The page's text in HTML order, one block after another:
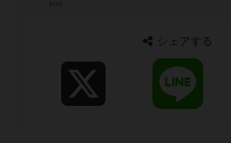
シェアする